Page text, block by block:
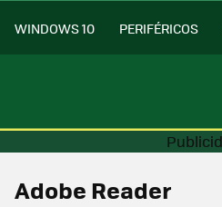
WINDOWS 10 PERIFÉRICOS
Adobe Reader